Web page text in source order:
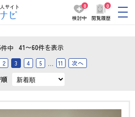
サイト
0
検討中
0
閲覧履歴
件中 41〜60件を表示
2 3 4 5 … 11 次へ